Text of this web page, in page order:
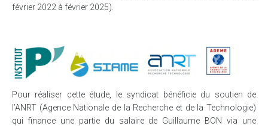
février 2022 à février 2025).
Pour réaliser cette étude, le syndicat bénéficie du soutien de
l’ANRT (Agence Nationale de la Recherche et de la Technologie)
qui finance une partie du salaire de Guillaume BON via une